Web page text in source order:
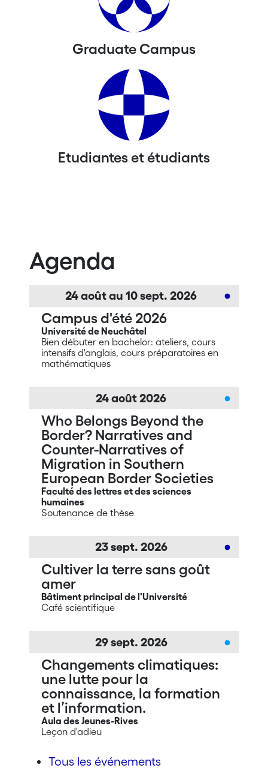
Graduate Campus
Etudiantes et étudiants
Agenda
24aoûtau 10sept. 2026
Campus d'été 2026
Université de Neuchâtel
Bien débuter en bachelor: ateliers, cours
intensifs d'anglais, cours préparatoires en
mathématiques
24août2026
Who Belongs Beyond the
Border? Narratives and
Counter-Narratives of
Migration in Southern
European Border Societies
Faculté des lettres et des sciences
humaines
Soutenance de thèse
23 sept. 2026
Cultiver la terre sans goût
amer
Bâtiment principal de l'Université
Café scientifique
29 sept. 2026
Changements climatiques:
une lutte pour la
connaissance, la formation
et l’information.
Aula des Jeunes-Rives
Leçon d'adieu
Tous les événements